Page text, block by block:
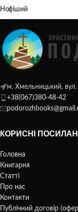
Новіший
м. Хмельницький,
+38(067)380-48-42
КОРИСНІ
Головна
Книгарня
Статті
Про нас
Контакти
Публічний договір